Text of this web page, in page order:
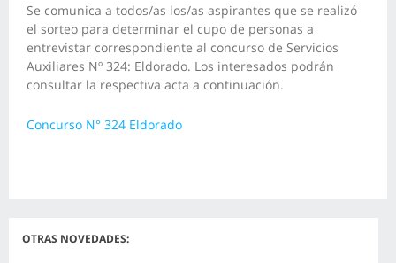
Se comunica a todos/as los/as aspirantes que se realizó
el sorteo para determinar el cupo de personas a
entrevistar correspondiente al concurso de Servicios
Auxiliares Nº 324: Eldorado. Los interesados podrán
consultar la respectiva acta a continuación.
Concurso N° 324 Eldorado
OTRAS NOVEDADES: